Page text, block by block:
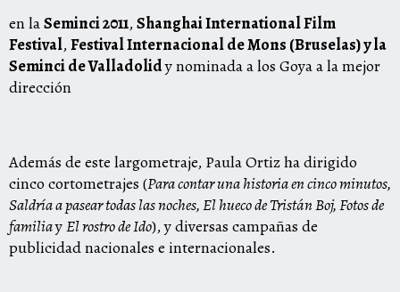
en laSeminci 2011,Shanghai International Film
Festival,Festival Internacional de Mons (Bruselas) y la
Seminci de Valladolidy nominada a los Goya a la mejor
dirección
Además de este largometraje, Paula Ortiz ha dirigido
cinco cortometrajes (Para contar una historia en cinco minutos,
Saldría a pasear todas las noches, El hueco de Tristán Boj, Fotos de
familiayEl rostro de Ido), y diversas campañas de
publicidad nacionales e internacionales.